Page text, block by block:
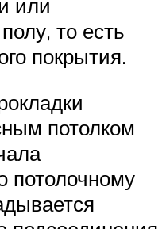
или
то есть
покрытия.
потолком
потолочному